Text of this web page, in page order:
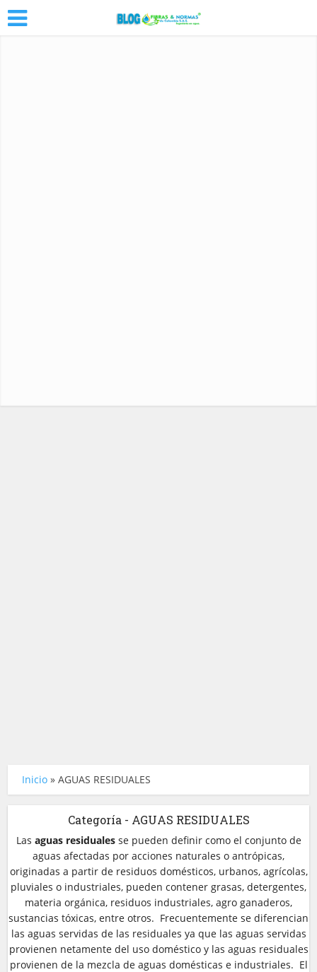
Inicio »AGUAS RESIDUALES
Categoría - AGUAS RESIDUALES
Las aguas residualesse pueden definir como el conjunto de
aguas afectadas por acciones naturales o antrópicas,
originadas a partir de residuos domésticos, urbanos, agrícolas,
pluviales o industriales, pueden contener grasas, detergentes,
materia orgánica, residuos industriales, agro ganaderos,
sustancias tóxicas, entre otros. Frecuentemente se diferencian
las aguas servidas de las residuales ya que las aguas servidas
provienen netamente del uso doméstico y las aguas residuales
provienen de la mezcla de aguas domésticas e industriales. El